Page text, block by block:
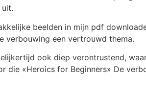
beelden in mijn pdf
verbouwing een vertrouwd thema.
ook diep verontrustend,
die «Heroics for Beginners» De